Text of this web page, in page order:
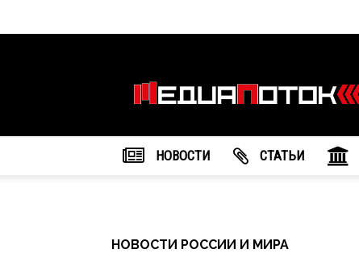
агентство
"МедиаПоток"
НОВОСТИ CТАТЬИ
НОВОСТИ РОССИИ И МИРА